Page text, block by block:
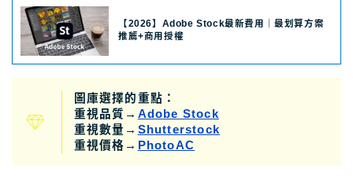
【2026】Adobe Stock最新費用｜最划算方案
推薦+商用授權
圖庫選擇的重點：
重視品質→ Adobe Stock
重視數量→ Shutterstock
重視價格→ PhotoAC